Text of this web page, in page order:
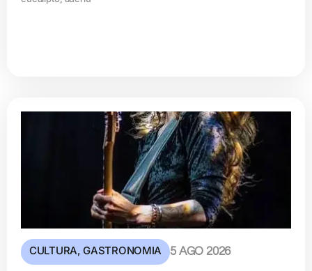
CULTURA,GASTRONOMIA 5 AGO 2026